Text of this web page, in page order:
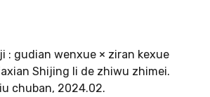
: gudian wenxue × ziran kexue
Shijing li de zhiwu zhimei.
chuban, 2024.02.